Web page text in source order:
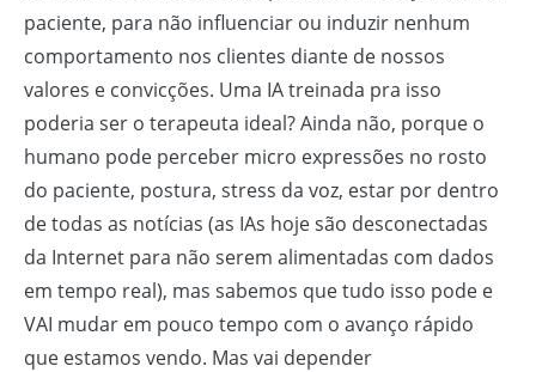
paciente, para não influenciar ou induzir nenhum
comportamento nos clientes diante de nossos
valores e convicções. Uma IA treinada pra isso
poderia ser o terapeuta ideal? Ainda não, porque o
humano pode perceber micro expressões no rosto
do paciente, postura, stress da voz, estar por dentro
de todas as notícias (as IAs hoje são desconectadas
da Internet para não serem alimentadas com dados
em tempo real), mas sabemos que tudo isso pode e
VAI mudar em pouco tempo com o avanço rápido
que estamos vendo. Mas vai depender